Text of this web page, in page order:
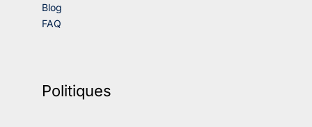
Blog
FAQ
Politiques